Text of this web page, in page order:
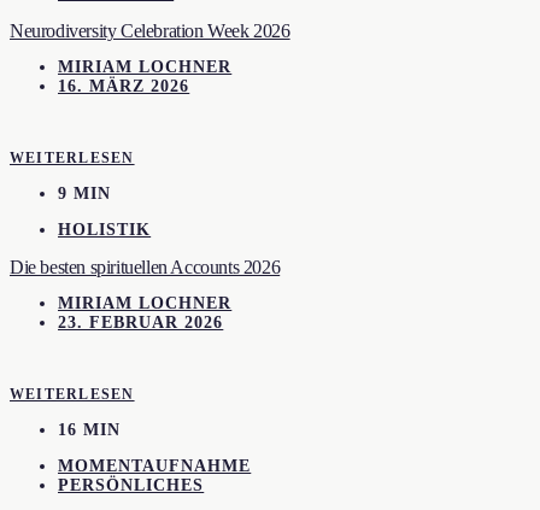
Neurodiversity Celebration Week 2026
MIRIAM LOCHNER
16. MÄRZ 2026
WEITERLESEN
9 MIN
HOLISTIK
Die besten spirituellen Accounts 2026
MIRIAM LOCHNER
23. FEBRUAR 2026
WEITERLESEN
16 MIN
MOMENTAUFNAHME
PERSÖNLICHES